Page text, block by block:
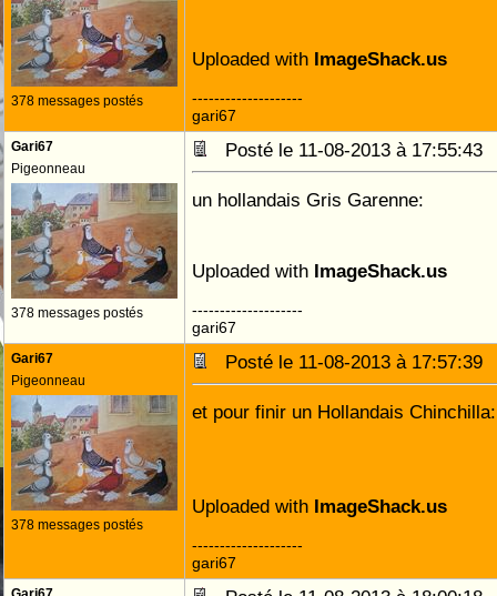
378 messages postés
Uploaded with ImageShack.us
--------------------
gari67
Gari67
Pigeonneau
378 messages postés
Posté le 11-08-2013 à
un hollandais Gris Garenne:
Uploaded with ImageShack.us
--------------------
gari67
Gari67
Pigeonneau
378 messages postés
Posté le 11-08-2013 à
et pour finir un Hollandais Chinchilla:
Uploaded with ImageShack.us
--------------------
gari67